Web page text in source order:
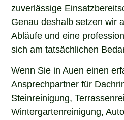
zuverlässige
Genau deshalb setzen wir
Abläufe und eine
sich am tatsächlichen
Wenn Sie in Auen einen
Ansprechpartner für
Steinreinigung,
Wintergartenreinigung,